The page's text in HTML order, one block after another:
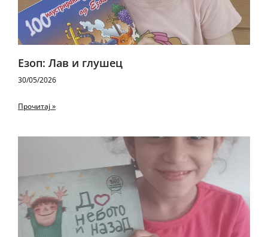
Езоп: Лав и глушец
30/05/2026
Прочитај »